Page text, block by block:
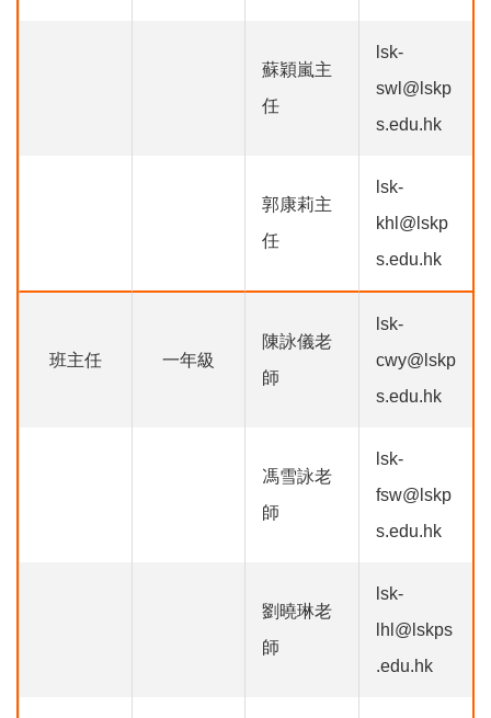
蘇穎嵐主
任
lsk-
swl@lskp
s.edu.hk
郭康莉主
任
lsk-
khl@lskp
s.edu.hk
班主任 一年級
陳詠儀老
師
lsk-
cwy@lskp
s.edu.hk
馮雪詠老
師
lsk-
fsw@lskp
s.edu.hk
劉曉琳老
師
lsk-
lhl@lskps
.edu.hk